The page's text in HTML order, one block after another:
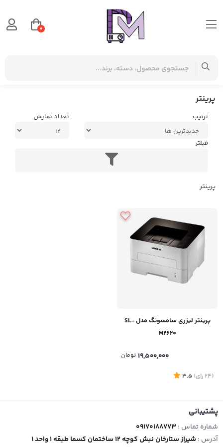
پرینتر
ترتیب تعداد نمایش
فیلتر
پرینتر
پرینتر لیزری سامسونگ مدل SL-
M2620
19,500,000 تومان
(24 رای)
3.5
پشتیبانی
شماره تماس :09170188773
آدرس :شیراز ستارخان نبش کوچه 12 ساختمان کسما طبقه 1 واحد 1
0